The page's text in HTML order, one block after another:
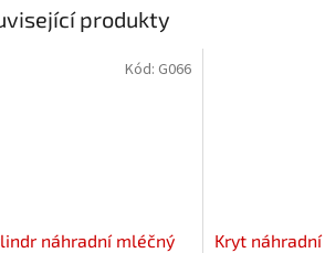
produkty
náhradní mléčný
Kód: G066
Kryt